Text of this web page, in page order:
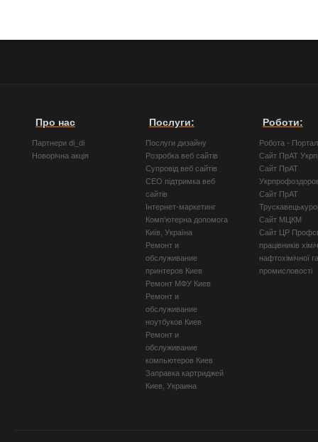
Про нас
Партнери di_di
Новорічна акція
Послуги:
Послуги дизайну
Розробка веб сайтів
Супровід веб сайтів
СЕО підтримка веб
сайтів
Інтернет-маркетинг
Комп'ютерна допомога
Київ, Україна
Ремонт и
обслуживание
принтеров Киев
Ремонт МФУ Киев
Ремонт и
обслуживание
ноутбуков Киев
Ремонт и
обслуживание
компьютеров Киев
Заправка картриджей
Киев, Украина
Роботи:
Робота -
Сайт ПрАТ
Сайт ПрАТ
Сайт ПрАТ
Сайт МЦКМ
Сайт ЦР
працівників
нафтохімічної
промисловості